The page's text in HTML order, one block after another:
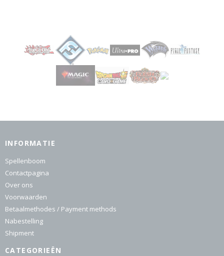
INFORMATIE
Spellenboom
Contactpagina
Over ons
Voorwaarden
Betaalmethodes / Payment methods
Nabestelling
Shipment
CATEGORIEËN